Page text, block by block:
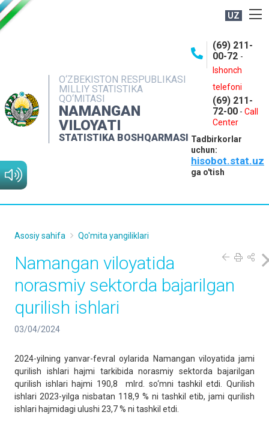
UZ
O‘ZBEKISTON RESPUBLIKASI
MILLIY STATISTIKA
QO‘MITASI
NAMANGAN
VILOYATI
STATISTIKA BOSHQARMASI
(69) 211-
00-72 -
Ishonch
telefoni
(69) 211-
72-00 - Call
Center
Tadbirkorlar
uchun:
hisobot.stat.uz
ga o'tish
NASHRLAR
INTERAKTIV XIZMATLAR
MATBUOT XIZMATI
MUROJAATLAR
Asosiy sahifa Qo'mita yangiliklari
Namangan viloyatida
norasmiy sektorda bajarilgan
qurilish ishlari
03/04/2024
2024-yilning yanvar-fevral oylarida Namangan viloyatida jami
qurilish ishlari hajmi tarkibida norasmiy sektorda bajarilgan
qurilish ishlari hajmi 190,8 mlrd. so‘mni tashkil etdi. Qurilish
ishlari 2023-yilga nisbatan 118,9 % ni tashkil etib, jami qurilish
ishlari hajmidagi ulushi 23,7 % ni tashkil etdi.